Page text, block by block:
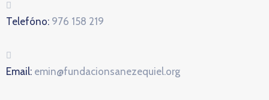
Telefóno: 976 158 219
Email: emin@fundacionsanezequiel.org